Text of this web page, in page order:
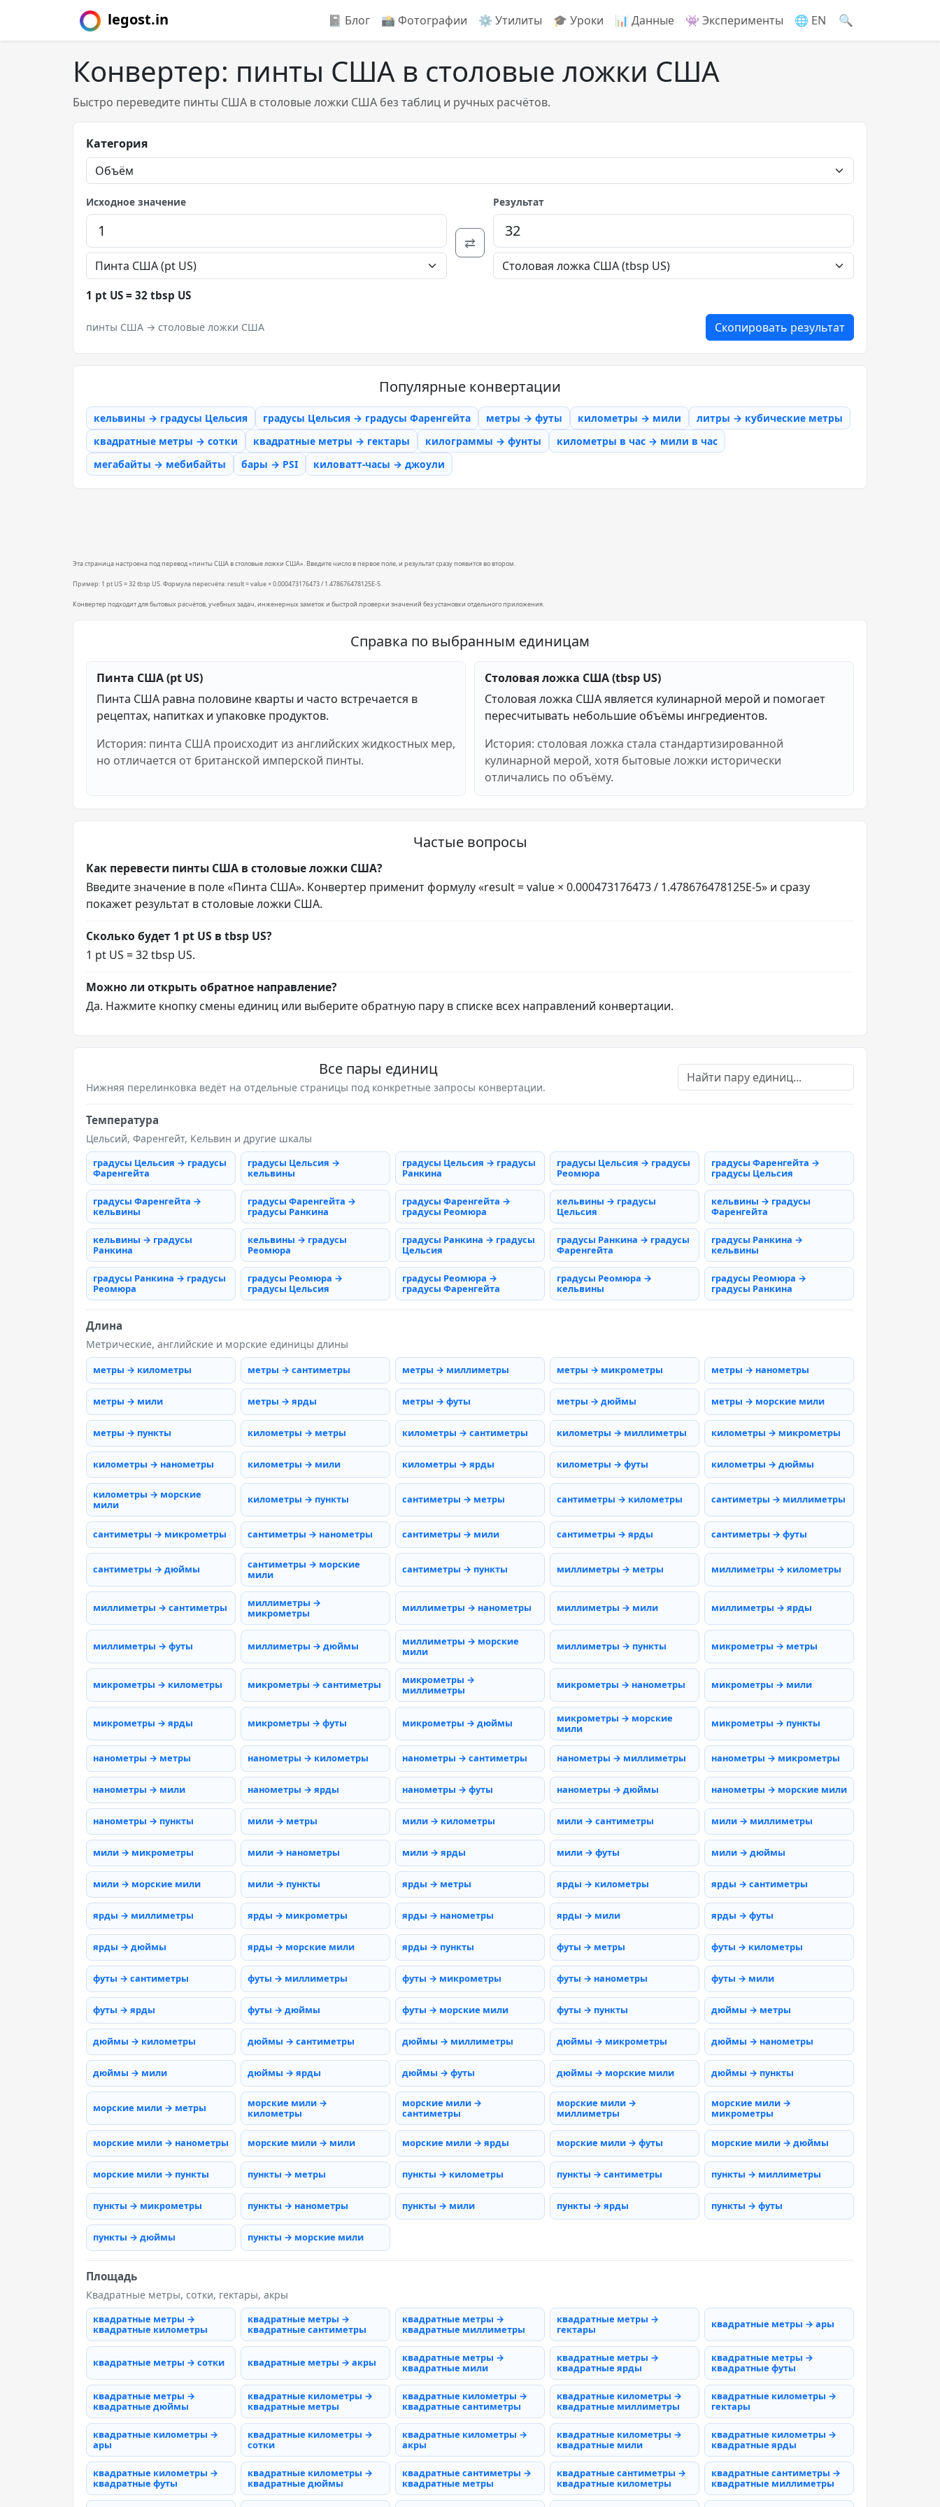
legost.in 🔍
📓 Блог 📸️ Фотографии ⚙️ Утилиты 🎓 Уроки 📊 Данные 👾 Эксперименты 🌐 EN
Конвертер: пинты США в столовые ложки США
Быстро переведите пинты США в столовые ложки США без таблиц и ручных расчётов.
Категория
Исходное значение
⇄
Результат
1 pt US = 32 tbsp US
пинты США → столовые ложки США Скопировать результат
Популярные конвертации
кельвины → градусы Цельсия градусы Цельсия → градусы Фаренгейта метры → футы километры → мили
литры → кубические метры
квадратные метры → сотки
квадратные метры → гектары килограммы → фунты
километры в час → мили в час
мегабайты → мебибайты
бары → PSI киловатт-часы → джоули
Эта страница настроена под перевод «пинты США в столовые ложки США». Введите число в первое поле, и результат сразу появится во втором.
Пример: 1 pt US = 32 tbsp US. Формула пересчёта: result = value × 0.000473176473 / 1.478676478125E-5.
Конвертер подходит для бытовых расчётов, учебных задач, инженерных заметок и быстрой проверки значений без установки отдельного приложения.
Справка по выбранным единицам
Пинта США (pt US)
Пинта США равна половине кварты и часто встречается в
рецептах, напитках и упаковке продуктов.
История: пинта США происходит из английских жидкостных мер,
но отличается от британской имперской пинты.
Столовая ложка США (tbsp US)
Столовая ложка США является кулинарной мерой и помогает
пересчитывать небольшие объёмы ингредиентов.
История: столовая ложка стала стандартизированной
кулинарной мерой, хотя бытовые ложки исторически
отличались по объёму.
Частые вопросы
Как перевести пинты США в столовые ложки США?
Введите значение в поле «Пинта США». Конвертер применит формулу «result = value × 0.000473176473 / 1.478676478125E-5» и сразу
покажет результат в столовые ложки США.
Сколько будет 1 pt US в tbsp US?
1 pt US = 32 tbsp US.
Можно ли открыть обратное направление?
Да. Нажмите кнопку смены единиц или выберите обратную пару в списке всех направлений конвертации.
Все пары единиц
Нижняя перелинковка ведёт на отдельные страницы под конкретные запросы конвертации.
Температура
Цельсий, Фаренгейт, Кельвин и другие шкалы
градусы Цельсия → градусы
Фаренгейта
градусы Цельсия →
кельвины
градусы Цельсия → градусы
Ранкина
градусы Цельсия → градусы
Реомюра
градусы Фаренгейта →
градусы Цельсия
градусы Фаренгейта →
кельвины
градусы Фаренгейта →
градусы Ранкина
градусы Фаренгейта →
градусы Реомюра
кельвины → градусы
Цельсия
кельвины → градусы
Фаренгейта
кельвины → градусы
Ранкина
кельвины → градусы
Реомюра
градусы Ранкина → градусы
Цельсия
градусы Ранкина → градусы
Фаренгейта
градусы Ранкина →
кельвины
градусы Ранкина → градусы
Реомюра
градусы Реомюра →
градусы Цельсия
градусы Реомюра →
градусы Фаренгейта
градусы Реомюра →
кельвины
градусы Реомюра →
градусы Ранкина
Длина
Метрические, английские и морские единицы длины
метры → километры метры → сантиметры метры → миллиметры метры → микрометры метры → нанометры
метры → мили метры → ярды метры → футы метры → дюймы метры → морские мили
метры → пункты километры → метры километры → сантиметры километры → миллиметры километры → микрометры
километры → нанометры километры → мили километры → ярды километры → футы километры → дюймы
километры → морские
мили
километры → пункты сантиметры → метры сантиметры → километры сантиметры → миллиметры
сантиметры → микрометры сантиметры → нанометры сантиметры → мили сантиметры → ярды сантиметры → футы
сантиметры → дюймы
сантиметры → морские
мили
сантиметры → пункты миллиметры → метры миллиметры → километры
миллиметры → сантиметры
миллиметры →
микрометры
миллиметры → нанометры миллиметры → мили миллиметры → ярды
миллиметры → футы миллиметры → дюймы
миллиметры → морские
мили
миллиметры → пункты микрометры → метры
микрометры → километры микрометры → сантиметры
микрометры →
миллиметры
микрометры → нанометры микрометры → мили
микрометры → ярды микрометры → футы микрометры → дюймы
микрометры → морские
мили
микрометры → пункты
нанометры → метры нанометры → километры нанометры → сантиметры нанометры → миллиметры нанометры → микрометры
нанометры → мили нанометры → ярды нанометры → футы нанометры → дюймы нанометры → морские мили
нанометры → пункты мили → метры мили → километры мили → сантиметры мили → миллиметры
мили → микрометры мили → нанометры мили → ярды мили → футы мили → дюймы
мили → морские мили мили → пункты ярды → метры ярды → километры ярды → сантиметры
ярды → миллиметры ярды → микрометры ярды → нанометры ярды → мили ярды → футы
ярды → дюймы ярды → морские мили ярды → пункты футы → метры футы → километры
футы → сантиметры футы → миллиметры футы → микрометры футы → нанометры футы → мили
футы → ярды футы → дюймы футы → морские мили футы → пункты дюймы → метры
дюймы → километры дюймы → сантиметры дюймы → миллиметры дюймы → микрометры дюймы → нанометры
дюймы → мили дюймы → ярды дюймы → футы дюймы → морские мили дюймы → пункты
морские мили → метры
морские мили →
километры
морские мили →
сантиметры
морские мили →
миллиметры
морские мили →
микрометры
морские мили → нанометры морские мили → мили морские мили → ярды морские мили → футы морские мили → дюймы
морские мили → пункты пункты → метры пункты → километры пункты → сантиметры пункты → миллиметры
пункты → микрометры пункты → нанометры пункты → мили пункты → ярды пункты → футы
пункты → дюймы пункты → морские мили
Площадь
Квадратные метры, сотки, гектары, акры
квадратные метры →
квадратные километры
квадратные метры →
квадратные сантиметры
квадратные метры →
квадратные миллиметры
квадратные метры →
гектары
квадратные метры → ары
квадратные метры → сотки квадратные метры → акры
квадратные метры →
квадратные мили
квадратные метры →
квадратные ярды
квадратные метры →
квадратные футы
квадратные метры →
квадратные дюймы
квадратные километры →
квадратные метры
квадратные километры →
квадратные сантиметры
квадратные километры →
квадратные миллиметры
квадратные километры →
гектары
квадратные километры →
ары
квадратные километры →
сотки
квадратные километры →
акры
квадратные километры →
квадратные мили
квадратные километры →
квадратные ярды
квадратные километры →
квадратные футы
квадратные километры →
квадратные дюймы
квадратные сантиметры →
квадратные метры
квадратные сантиметры →
квадратные километры
квадратные сантиметры →
квадратные миллиметры